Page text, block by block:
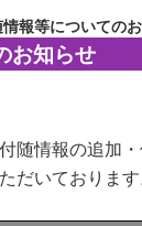
ースの取り扱い
notes
報等についての
お知らせ
情報の追加
だいております